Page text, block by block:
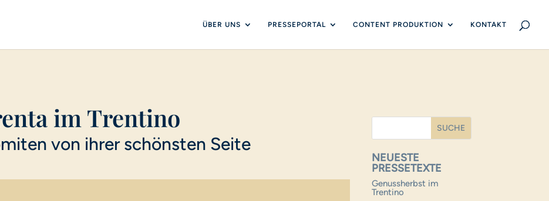
ÜBER UNS PRESSEPORTAL CONTENT PRODUKTION KONTAKT
im Trentino
von ihrer schönsten Seite
NEUESTE
PRESSETEXTE
Genussherbst im
Trentino